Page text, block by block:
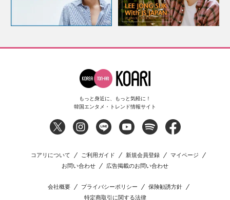
もっと身近に、もっと気軽に！
韓国エンタメ・トレンド情報サイト
コアリについて ご利用ガイド 新規会員登録
マイページ
お問い合わせ
広告掲載のお問い合わせ
会社概要 プライバシーポリシー
保険勧誘方針
特定商取引に関する法律